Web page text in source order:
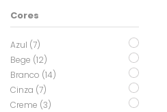
Cores
Azul (7)
Bege (12)
Branco (14)
Cinza (7)
Creme (3)